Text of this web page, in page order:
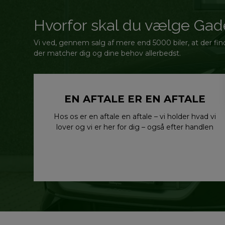
Hvorfor skal du vælge
Vi ved, gennem salg af mere end 5000 biler, at der
der matcher dig og dine behov allerbedst.
EN AFTALE ER EN AFTALE
Hos os er en aftale en aftale – vi holder hvad vi
lover og vi er her for dig – også efter handlen